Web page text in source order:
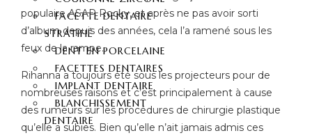
FACETTE DENTAIRE
STRATIFIÉ
DENT EN PORCELAINE
FACETTES DENTAIRES
IMPLANT DENTAIRE
BLANCHISSEMENT
DENTAIRE
populaire ASAP Rocky, et après ne pas avoir sorti
d’album depuis des années, cela l’a ramené sous les
feux de la rampe.
Rihanna a toujours été sous les projecteurs pour de
nombreuses raisons et c’est principalement à cause
des rumeurs sur les procédures de chirurgie plastique
qu’elle a subies. Bien qu’elle n’ait jamais admis ces